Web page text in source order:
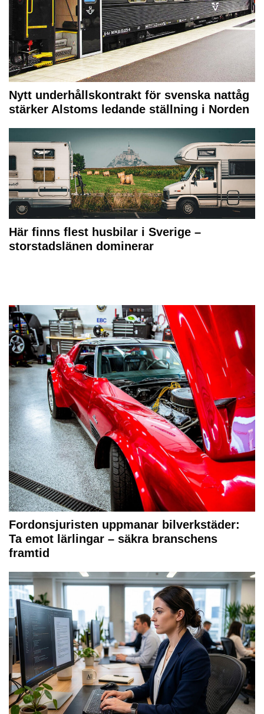
Nytt underhållskontrakt för svenska nattåg
stärker Alstoms ledande ställning i Norden
Här finns flest husbilar i Sverige –
storstadslänen dominerar
Fordonsjuristen uppmanar bilverkstäder:
Ta emot lärlingar – säkra branschens
framtid